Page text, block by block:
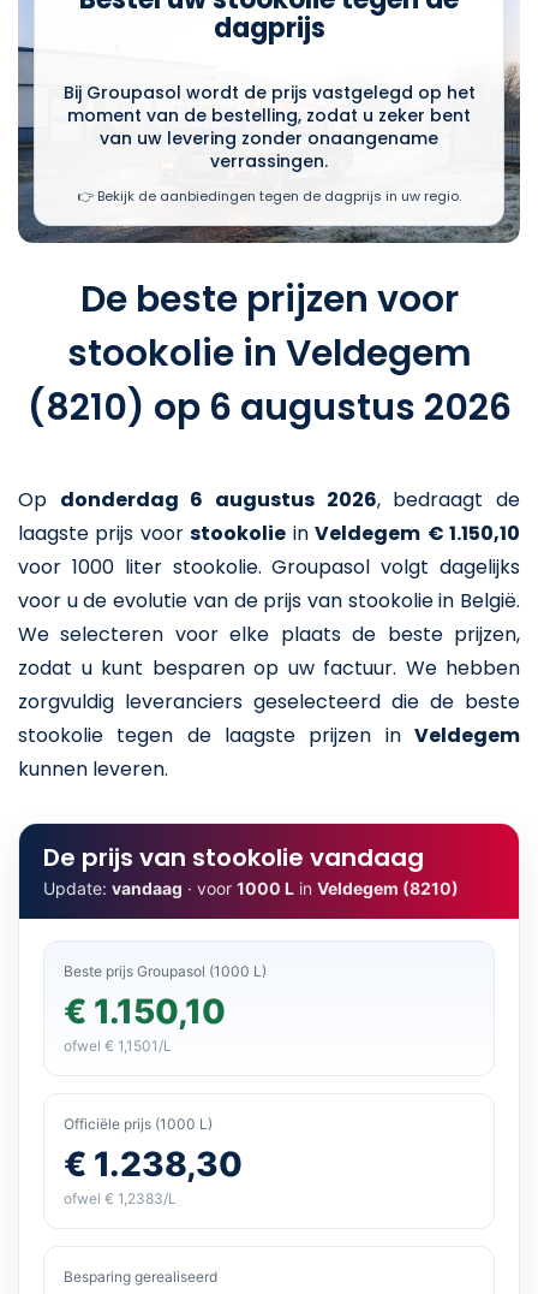
dagprijs
Bij Groupasol wordt de prijs vastgelegd op het
moment van de bestelling, zodat u zeker bent
van uw levering zonder onaangename
verrassingen.
👉 Bekijk de aanbiedingen tegen de dagprijs in uw regio.
De beste prijzen voor
stookolie in Veldegem
(8210) op 6 augustus 2026
Op donderdag 6 augustus 2026, bedraagt de
laagste prijs voorstookolie inVeldegem € 1.150,10
voor 1000 liter stookolie. Groupasol volgt dagelijks
voor u de evolutie van de prijs van stookolie in België.
We selecteren voor elke plaats de beste prijzen,
zodat u kunt besparen op uw factuur. We hebben
zorgvuldig leveranciers geselecteerd die de beste
stookolie tegen de laagste prijzen in Veldegem
kunnen leveren.
De prijs van stookolie vandaag
Update: vandaag · voor 1000 L in Veldegem (8210)
Beste prijs Groupasol (1000 L)
€ 1.150,10
ofwel € 1,1501/L
Officiële prijs (1000 L)
€ 1.238,30
ofwel € 1,2383/L
Besparing gerealiseerd